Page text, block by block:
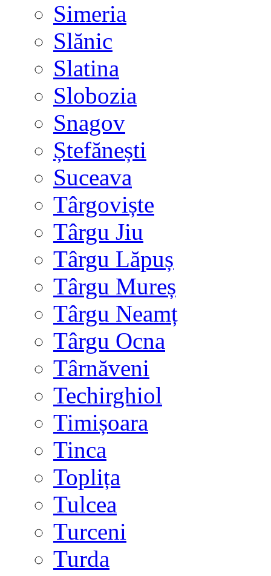
Simeria
Slănic
Slatina
Slobozia
Snagov
Ștefănești
Suceava
Târgoviște
Târgu Jiu
Târgu Lăpuș
Târgu Mureș
Târgu Neamț
Târgu Ocna
Târnăveni
Techirghiol
Timișoara
Tinca
Toplița
Tulcea
Turceni
Turda